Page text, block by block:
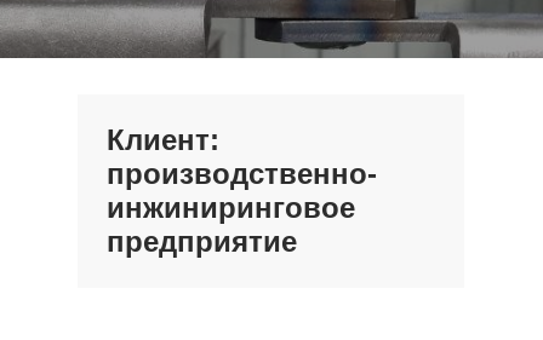
Клиент:
производственно-
инжиниринговое
предприятие